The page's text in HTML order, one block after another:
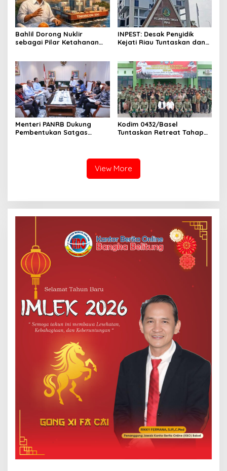
Bahlil Dorong Nuklir
sebagai Pilar Ketahanan
INPEST: Desak Penyidik
Kejati Riau Tuntaskan dan
Menteri PANRB Dukung
Pembentukan Satgas
Kodim 0432/Basel
Tuntaskan Retreat Tahap
View More